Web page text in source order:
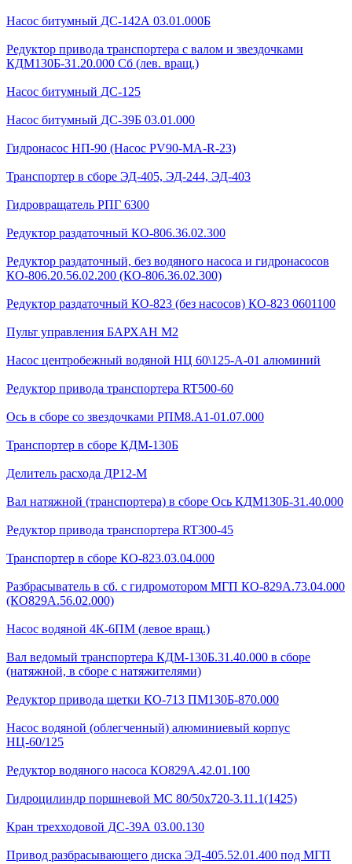
Насос битумный ДС-142А 03.01.000Б
Редуктор привода транспортера с валом и звездочками
КДМ130Б-31.20.000 Сб (лев. вращ.)
Насос битумный ДС-125
Насос битумный ДС-39Б 03.01.000
Гидронасос НП-90 (Насос PV90-MA-R-23)
Транспортер в сборе ЭД-405, ЭД-244, ЭД-403
Гидровращатель РПГ 6300
Редуктор раздаточный КО-806.36.02.300
Редуктор раздаточный, без водяного насоса и гидронасосов
КО-806.20.56.02.200 (КО-806.36.02.300)
Редуктор раздаточный КО-823 (без насосов) КО-823 0601100
Пульт управления БАРХАН М2
Насос центробежный водяной НЦ 60\125-А-01 алюминий
Редуктор привода транспортера RT500-60
Ось в сборе со звездочками РПМ8.А1-01.07.000
Транспортер в сборе КДМ-130Б
Делитель расхода ДР12-М
Вал натяжной (транспортера) в сборе Ось КДМ130Б-31.40.000
Редуктор привода транспортера RT300-45
Транспортер в сборе КО-823.03.04.000
Разбрасыватель в сб. с гидромотором МГП КО-829А.73.04.000
(КО829А.56.02.000)
Насос водяной 4К-6ПМ (левое вращ.)
Вал ведомый транспортера КДМ-130Б.31.40.000 в сборе
(натяжной, в сборе с натяжителями)
Редуктор привода щетки КО-713 ПМ130Б-870.000
Насос водяной (облегченный) алюминиевый корпус
НЦ-60/125
Редуктор водяного насоса КО829А.42.01.100
Гидроцилиндр поршневой МС 80/50х720-3.11.1(1425)
Кран трехходовой ДС-39А 03.00.130
Привод разбрасывающего диска ЭД-405.52.01.400 под МГП